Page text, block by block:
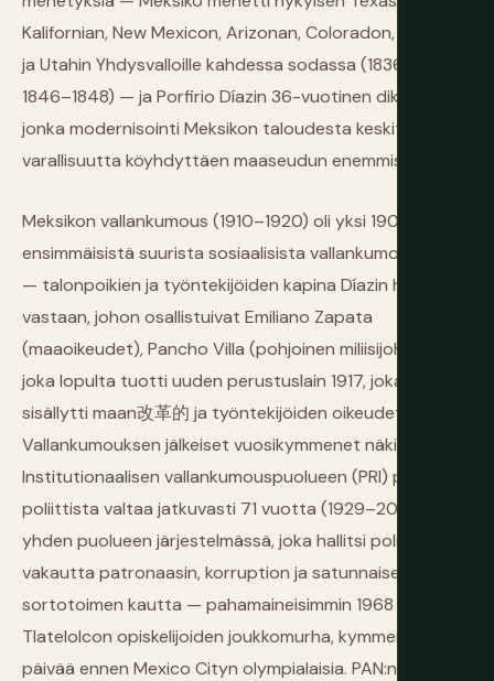
Kalifornian, New Mexicon, Arizonan, Coloradon, Nevadan
ja Utahin Yhdysvalloille kahdessa sodassa (1836 ja
1846–1848) — ja Porfirio Díazin 36-vuotinen diktatuuri,
jonka modernisointi Meksikon taloudesta keskittyi
varallisuutta köyhdyttäen maaseudun enemmistöä.
Meksikon vallankumous (1910–1920) oli yksi 1900-luvun
ensimmäisistä suurista sosiaalisista vallankumouksista
— talonpoikien ja työntekijöiden kapina Díazin hallintoa
vastaan, johon osallistuivat Emiliano Zapata
(maaoikeudet), Pancho Villa (pohjoinen miliisijohtaja) ja
joka lopulta tuotti uuden perustuslain 1917, joka
sisällytti maan改革的 ja työntekijöiden oikeudet.
Vallankumouksen jälkeiset vuosikymmenet näkivät
Institutionaalisen vallankumouspuolueen (PRI) pitävän
poliittista valtaa jatkuvasti 71 vuotta (1929–2000)
yhden puolueen järjestelmässä, joka hallitsi poliittista
vakautta patronaasin, korruption ja satunnaisen
sortotoimen kautta — pahamaineisimmin 1968
Tlatelolcon opiskelijoiden joukkomurha, kymmenen
päivää ennen Mexico Cityn olympialaisia. PAN:n voitto